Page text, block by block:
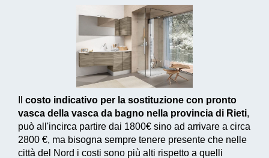
costo indicativo per la sostituzione con pronto
vasca della vasca da bagno nella provincia di Rieti,
può all'incirca partire dai 1800€ sino ad arrivare a circa
2800 €, ma bisogna sempre tenere presente che nelle
città del Nord i costi sono più alti rispetto a quelli